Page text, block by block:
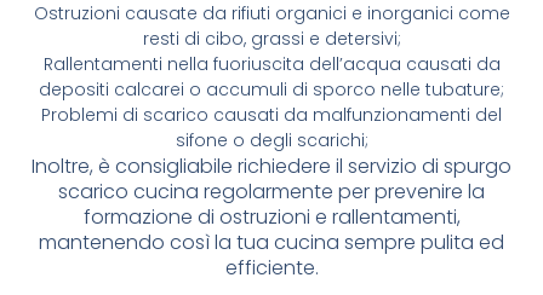
Ostruzioni causate da rifiuti organici e inorganici come
resti di cibo, grassi e detersivi;
Rallentamenti nella fuoriuscita dell’acqua causati da
depositi calcarei o accumuli di sporco nelle tubature;
Problemi di scarico causati da malfunzionamenti del
sifone o degli scarichi;
Inoltre, è consigliabile richiedere il servizio di spurgo
scarico cucina regolarmente per prevenire la
formazione di ostruzioni e rallentamenti,
mantenendo così la tua cucina sempre pulita ed
efficiente.